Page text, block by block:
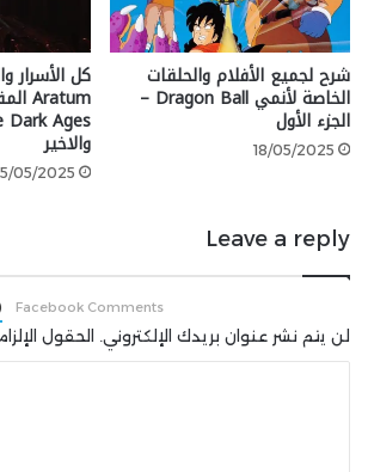
— Nintendo of America
April 1,
2025
شرح لجميع الأفلام والحلقات
الخاصة لأنمي Dragon Ball –
الجزء الأول
18/05/2025
كل الأسرار
والاخير
05/2025
Leave a reply
Facebook Comments
لن يتم نشر عنوان بريدك الإلكتروني. الحقول